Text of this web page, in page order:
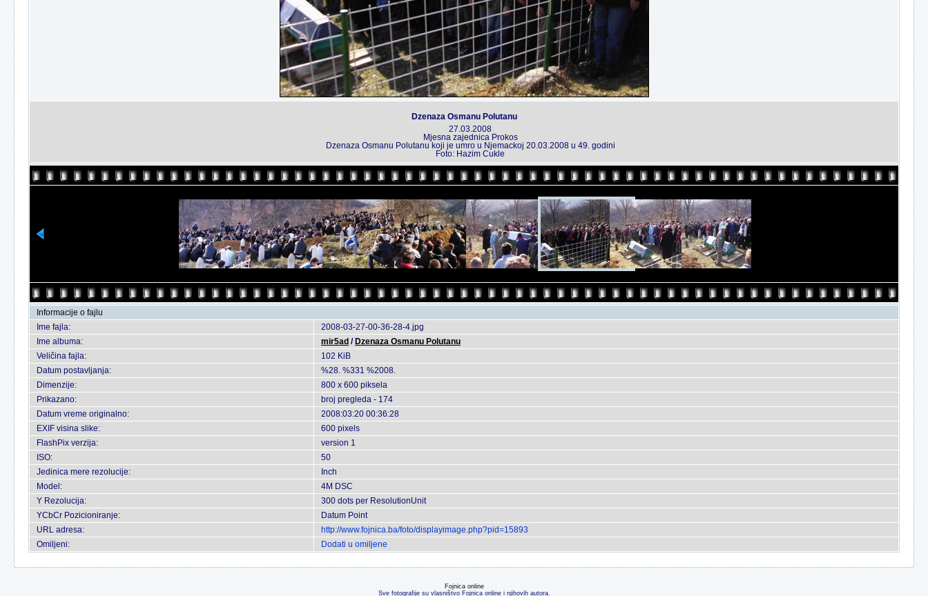
Dzenaza Osmanu Polutanu
27.03.2008
Mjesna zajednica Prokos
Dzenaza Osmanu Polutanu koji je umro u Njemackoj 20.03.2008 u 49. godini
Foto: Hazim Cukle
Informacije o fajlu
Ime fajla:
2008-03-27-00-36-28-4.jpg
Ime albuma:
mir5ad / Dzenaza Osmanu Polutanu
Veličina fajla:
102 KiB
Datum postavljanja:
%28. %331 %2008.
Dimenzije:
800 x 600 piksela
Prikazano:
broj pregleda - 174
Datum vreme originalno:
2008:03:20 00:36:28
EXIF visina slike:
600 pixels
FlashPix verzija:
version 1
ISO:
50
Jedinica mere rezolucije:
Inch
Model:
4M DSC
Y Rezolucija:
300 dots per ResolutionUnit
YCbCr Pozicioniranje:
Datum Point
URL adresa:
http://www.fojnica.ba/foto/displayimage.php?pid=15893
Omiljeni:
Dodati u omiljene
Fojnica online
Sve fotografije su vlasništvo Fojnica online i njihovih autora.